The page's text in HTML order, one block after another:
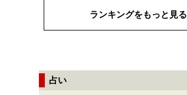
ランキングをもっと見る
占い